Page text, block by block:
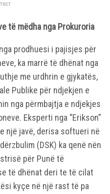
të mëdha nga Prokuroria
prodhuesi i pajisjes për
ka marrë të dhënat nga
me urdhrin e gjykatës,
Publike për ndjekjen e
nga përmbajtja e ndjekjes
Eksperti nga “Erikson”
një javë, derisa softueri në
(DSK) ka qenë nën
për Punë të
të dhënat deri te të cilat
kyçe në një rast të pa